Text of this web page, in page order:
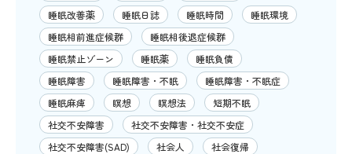
睡眠改善薬
睡眠日誌 睡眠時間
睡眠環境
睡眠相前進症候群
睡眠相後退症候群
睡眠禁止ゾーン
睡眠薬
睡眠負債
睡眠障害
睡眠障害・不眠
睡眠障害・不眠症
睡眠麻痺
瞑想 瞑想法
短期不眠
社交不安障害
社交不安障害・社交不安症
社交不安障害(SAD)
社会人
社会復帰